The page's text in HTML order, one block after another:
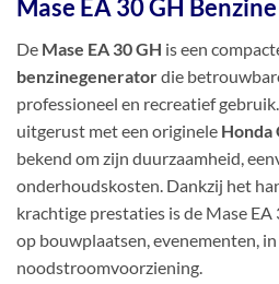
Mase EA 30 GH
De Mase EA 30 GH is een
benzinegeneratordie
professioneel en recreatief
uitgerust met een originele Honda
bekend om zijn duurzaamheid,
onderhoudskosten. Dankzij het
krachtige prestaties is de Mase
op bouwplaatsen, evenementen,
noodstroomvoorziening.